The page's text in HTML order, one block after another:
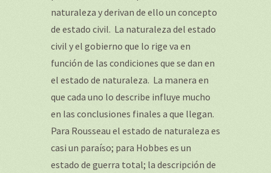
naturaleza y derivan de ello un concepto
de estado civil. La naturaleza del estado
civil y el gobierno que lo rige va en
función de las condiciones que se dan en
el estado de naturaleza. La manera en
que cada uno lo describe influye mucho
en las conclusiones finales a que llegan.
Para Rousseau el estado de naturaleza es
casi un paraíso; para Hobbes es un
estado de guerra total; la descripción de